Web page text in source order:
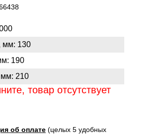
мм: 130
190
210
товар отсутствует
об оплате (целых 5 удобных